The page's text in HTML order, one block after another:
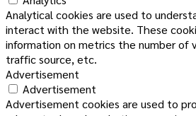
Analytical cookies are used to
interact with the website. These
information on metrics the number of
traffic source, etc.
Advertisement
Advertisement
Advertisement cookies are used to